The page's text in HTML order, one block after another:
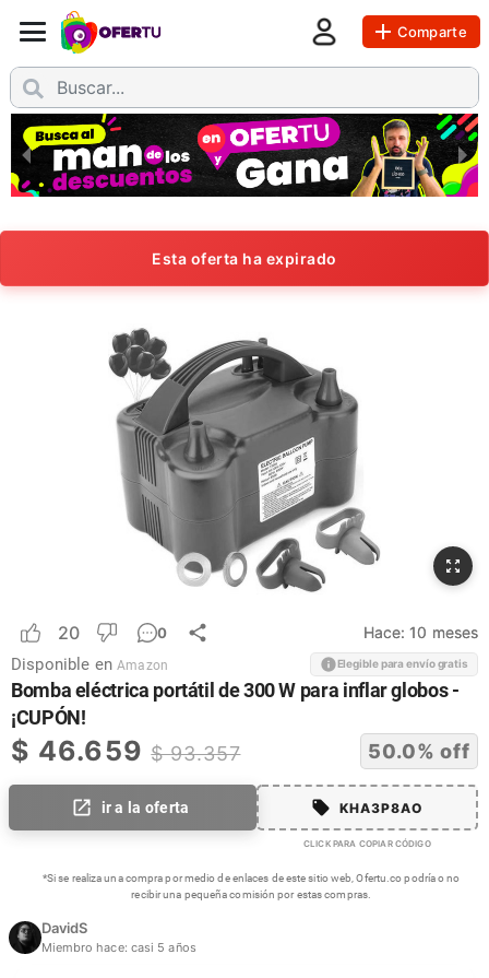
Comparte
Esta oferta ha expirado
20 0 Hace:10 meses
Disponible en Amazon Elegible para envío gratis
Bomba eléctrica portátil de 300 W para inflar globos -
¡CUPÓN!
$ 46.659 $93.357 50.0% off
ir a la oferta KHA3P8AO
CLICK PARA COPIAR CÓDIGO
*Si se realiza una compra por medio de enlaces de este sitio web, Ofertu.co podría o no
recibir una pequeña comisión por estas compras.
DavidS
Miembro hace: casi 5 años